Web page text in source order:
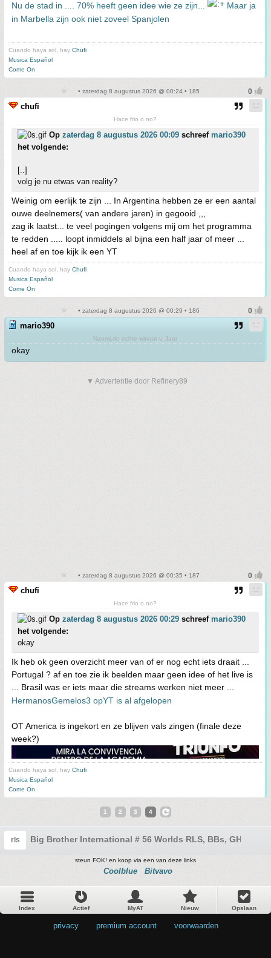
Nu de stad in .... 70% heeft geen idee wie ze zijn...
Maar ja
in Marbella zijn ook niet zoveel Spanjolen
Cuando haya sol, hay Chufi
Musica Español
Come On
• zaterdag 8 augustus 2026 @ 00:24 • 185
chufi
Hace frio o no?
Op zaterdag 8 augustus 2026 00:09 schreef mario390
het volgende:
[..]
volg je nu etwas van reality?
Weinig om eerlijk te zijn ... In Argentina hebben ze er een aantal
ouwe deelnemers( van andere jaren) in gegooid ,,,
zag ik laatst... te veel pogingen volgens mij om het programma
te redden ..... loopt inmiddels al bijna een half jaar of meer ...
heel af en toe kijk ik een YT
Cuando haya sol, hay Chufi
Musica Español
Come On
• zaterdag 8 augustus 2026 @ 00:29 • 186
mario390
Naomi,de echte winaar v. Jaar
okay
▼ Advertentie door Refinery89
• zaterdag 8 augustus 2026 @ 00:35 • 187
chufi
Hace frio o no?
Op zaterdag 8 augustus 2026 00:29 schreef mario390
het volgende:
okay
Ik heb ok geen overzicht meer van of er nog echt iets draait ...
Portugal ? af en toe zie ik beelden maar geen idee of het live is
... Brasil was er iets maar die streams werken niet meer ...
HermanosGemelos3 opYT is al afgelopen
OT America is ingekort en ze blijven vals zingen (finale deze
week?)
Cuando haya sol, hay Chufi
Musica Español
Come On
1 2 3 4
rls Big Brother International # 56 Worlds RLS, BBs, GH, GF,
steun FOK! en koop via een van deze links
Coolblue Bitvavo
Index Actief MyAT Nieuw Opslaan
privacy premium account voorwaarden